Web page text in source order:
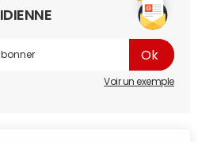
Voir un exemple